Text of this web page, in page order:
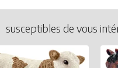
susceptibles de vous